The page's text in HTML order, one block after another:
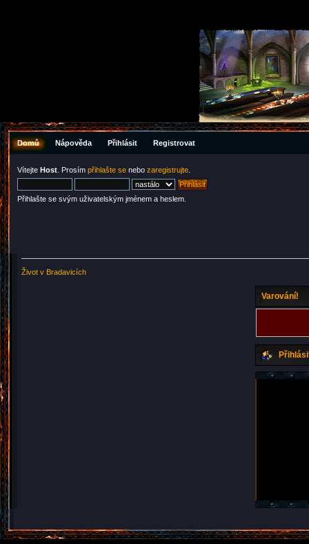
Domů Nápověda Přihlásit Registrovat
Vítejte Host . Prosím přihlašte se nebo zaregistrujte
Přihlašte se svým uživatelským jménem a heslem.
Život v Bradavicích
Varování!